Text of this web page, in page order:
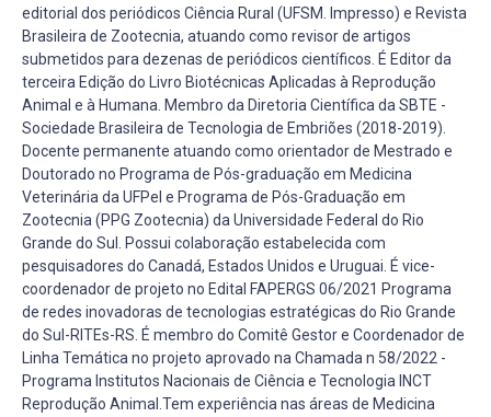
editorial dos periódicos Ciência Rural (UFSM. Impresso) e Revista
Brasileira de Zootecnia, atuando como revisor de artigos
submetidos para dezenas de periódicos científicos. É Editor da
terceira Edição do Livro Biotécnicas Aplicadas à Reprodução
Animal e à Humana. Membro da Diretoria Científica da SBTE -
Sociedade Brasileira de Tecnologia de Embriões (2018-2019).
Docente permanente atuando como orientador de Mestrado e
Doutorado no Programa de Pós-graduação em Medicina
Veterinária da UFPel e Programa de Pós-Graduação em
Zootecnia (PPG Zootecnia) da Universidade Federal do Rio
Grande do Sul. Possui colaboração estabelecida com
pesquisadores do Canadá, Estados Unidos e Uruguai. É vice-
coordenador de projeto no Edital FAPERGS 06/2021 Programa
de redes inovadoras de tecnologias estratégicas do Rio Grande
do Sul-RITEs-RS. É membro do Comitê Gestor e Coordenador de
Linha Temática no projeto aprovado na Chamada n 58/2022 -
Programa Institutos Nacionais de Ciência e Tecnologia INCT
Reprodução Animal.Tem experiência nas áreas de Medicina